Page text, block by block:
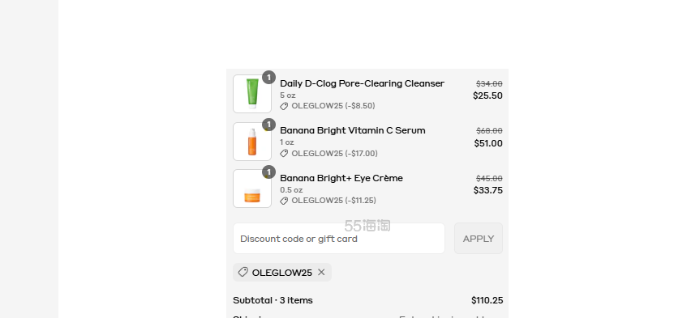
Ole Henriksen美国官网海淘攻略，最新